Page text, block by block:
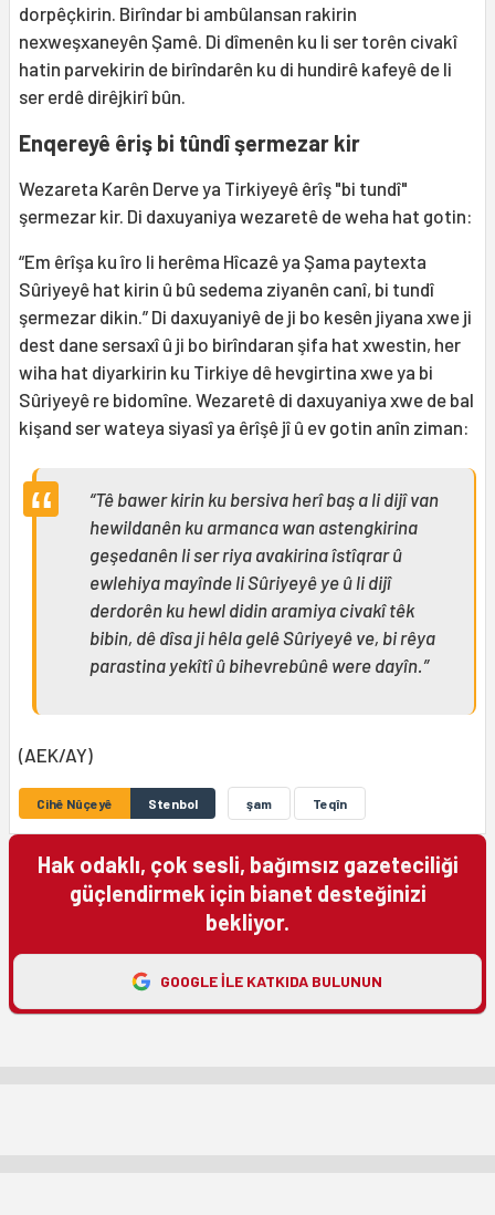
dorpêçkirin. Birîndar bi ambûlansan rakirin
nexweşxaneyên Şamê. Di dîmenên ku li ser torên civakî
hatin parvekirin de birîndarên ku di hundirê kafeyê de li
ser erdê dirêjkirî bûn.
Enqereyê êriş bi tûndî şermezar kir
Wezareta Karên Derve ya Tirkiyeyê êrîş "bi tundî"
şermezar kir. Di daxuyaniya wezaretê de weha hat gotin:
“Em êrîşa ku îro li herêma Hîcazê ya Şama paytexta
Sûriyeyê hat kirin û bû sedema ziyanên canî, bi tundî
şermezar dikin.” Di daxuyaniyê de ji bo kesên jiyana xwe ji
dest dane sersaxî û ji bo birîndaran şifa hat xwestin, her
wiha hat diyarkirin ku Tirkiye dê hevgirtina xwe ya bi
Sûriyeyê re bidomîne. Wezaretê di daxuyaniya xwe de bal
kişand ser wateya siyasî ya êrîşê jî û ev gotin anîn ziman:
“Tê bawer kirin ku bersiva herî baş a li dijî van
hewildanên ku armanca wan astengkirina
geşedanên li ser riya avakirina îstîqrar û
ewlehiya mayînde li Sûriyeyê ye û li dijî
derdorên ku hewl didin aramiya civakî têk
bibin, dê dîsa ji hêla gelê Sûriyeyê ve, bi rêya
parastina yekîtî û bihevrebûnê were dayîn.”
(AEK/AY)
Cihê Nûçeyê Stenbol şam Teqîn
Hak odaklı, çok sesli, bağımsız gazeteciliği
güçlendirmek için bianet desteğinizi
bekliyor.
GOOGLE ILE KATKIDA BULUNUN